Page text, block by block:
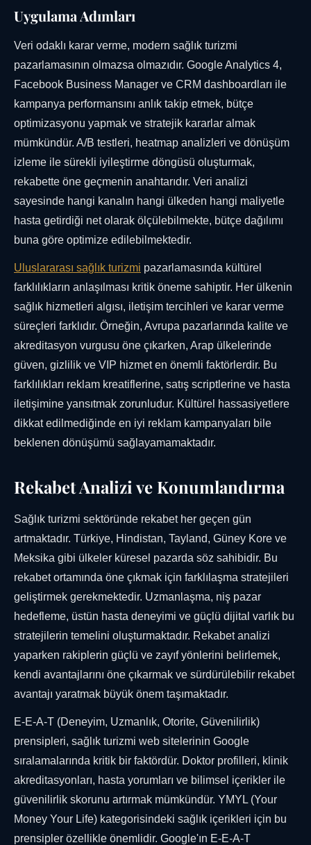
Uygulama Adımları
Veri odaklı karar verme, modern sağlık turizmi
pazarlamasının olmazsa olmazıdır. Google Analytics 4,
Facebook Business Manager ve CRM dashboardları ile
kampanya performansını anlık takip etmek, bütçe
optimizasyonu yapmak ve stratejik kararlar almak
mümkündür. A/B testleri, heatmap analizleri ve dönüşüm
izleme ile sürekli iyileştirme döngüsü oluşturmak,
rekabette öne geçmenin anahtarıdır. Veri analizi
sayesinde hangi kanalın hangi ülkeden hangi maliyetle
hasta getirdiği net olarak ölçülebilmekte, bütçe dağılımı
buna göre optimize edilebilmektedir.
Uluslararası sağlık turizmi pazarlamasında kültürel
farklılıkların anlaşılması kritik öneme sahiptir. Her ülkenin
sağlık hizmetleri algısı, iletişim tercihleri ve karar verme
süreçleri farklıdır. Örneğin, Avrupa pazarlarında kalite ve
akreditasyon vurgusu öne çıkarken, Arap ülkelerinde
güven, gizlilik ve VIP hizmet en önemli faktörlerdir. Bu
farklılıkları reklam kreatiflerine, satış scriptlerine ve hasta
iletişimine yansıtmak zorunludur. Kültürel hassasiyetlere
dikkat edilmediğinde en iyi reklam kampanyaları bile
beklenen dönüşümü sağlayamamaktadır.
Rekabet Analizi ve Konumlandırma
Sağlık turizmi sektöründe rekabet her geçen gün
artmaktadır. Türkiye, Hindistan, Tayland, Güney Kore ve
Meksika gibi ülkeler küresel pazarda söz sahibidir. Bu
rekabet ortamında öne çıkmak için farklılaşma stratejileri
geliştirmek gerekmektedir. Uzmanlaşma, niş pazar
hedefleme, üstün hasta deneyimi ve güçlü dijital varlık bu
stratejilerin temelini oluşturmaktadır. Rekabet analizi
yaparken rakiplerin güçlü ve zayıf yönlerini belirlemek,
kendi avantajlarını öne çıkarmak ve sürdürülebilir rekabet
avantajı yaratmak büyük önem taşımaktadır.
E-E-A-T (Deneyim, Uzmanlık, Otorite, Güvenilirlik)
prensipleri, sağlık turizmi web sitelerinin Google
sıralamalarında kritik bir faktördür. Doktor profilleri, klinik
akreditasyonları, hasta yorumları ve bilimsel içerikler ile
güvenilirlik skorunu artırmak mümkündür. YMYL (Your
Money Your Life) kategorisindeki sağlık içerikleri için bu
prensipler özellikle önemlidir. Google'ın E-E-A-T